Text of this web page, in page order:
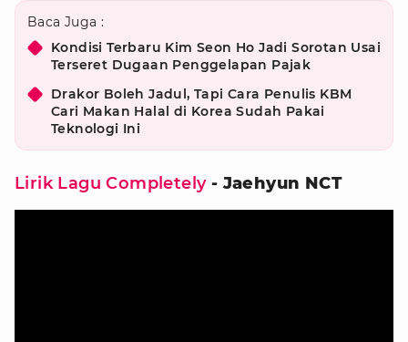
Baca Juga :
Kondisi Terbaru Kim Seon Ho Jadi Sorotan Usai
Terseret Dugaan Penggelapan Pajak
Drakor Boleh Jadul, Tapi Cara Penulis KBM
Cari Makan Halal di Korea Sudah Pakai
Teknologi Ini
Lirik Lagu Completely- Jaehyun NCT